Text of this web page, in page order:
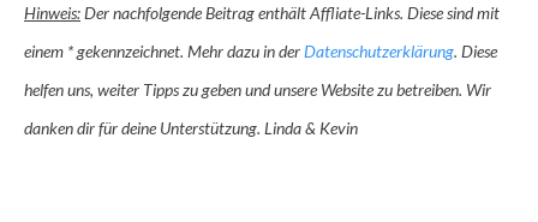
Hinweis:Der nachfolgende Beitrag enthält Affliate-Links. Diese sind mit
einem * gekennzeichnet. Mehr dazu in derDatenschutzerklärung. Diese
helfen uns, weiter Tipps zu geben und unsere Website zu betreiben. Wir
danken dir für deine Unterstützung. Linda & Kevin